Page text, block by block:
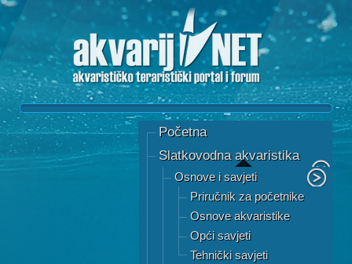
Početna
Slatkovodna akvaristika
Osnove i savjeti
Priručnik za početnike
Osnove akvaristike
Opći savjeti
Tehnički savjeti